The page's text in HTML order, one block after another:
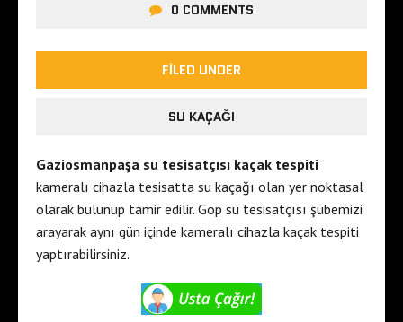
0 COMMENTS
FILED UNDER
SU KAÇAĞI
Gaziosmanpaşa su tesisatçısı kaçak tespiti
kameralı cihazla tesisatta su kaçağı olan yer noktasal
olarak bulunup tamir edilir. Gop su tesisatçısı şubemizi
arayarak aynı gün içinde kameralı cihazla kaçak tespiti
yaptırabilirsiniz.